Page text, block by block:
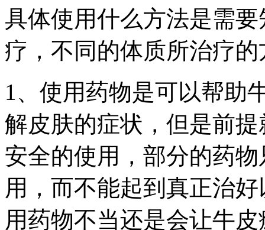
具体使用什么方法是需
疗，不同的体质所治疗
1、使用药物是可以帮助
解皮肤的症状，但是前
安全的使用，部分的药
用，而不能起到真正治
用药物不当还是会让牛